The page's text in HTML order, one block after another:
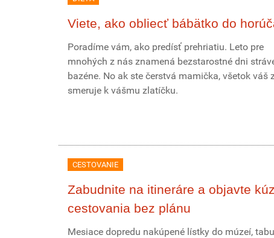
Viete, ako obliecť bábätko do
Poradíme vám, ako predísť prehriatiu. Leto pre
mnohých z nás znamená bezstarostné dni
bazéne. No ak ste čerstvá mamička, všetok váš
smeruje k vášmu zlatíčku.
CESTOVANIE
Zabudnite na itineráre a objavte
cestovania bez plánu
Mesiace dopredu nakúpené lístky do múzeí,